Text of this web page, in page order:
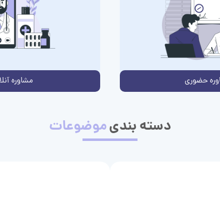
حضوری مشاوره
دسته بندیموضوعات